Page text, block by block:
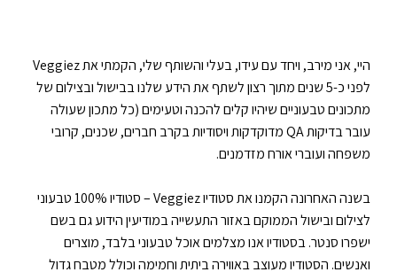
היי, אני מירב, ויחד עם עידו, בעלי והשותף שלי, הקמתי את Veggiez
לפני כ-5 שנים מתוך רצון לשתף את הידע שלנו בבישול ובצילום של
מתכונים טבעוניים שיהיו קלים להכנה וטעימים (כל מתכון שעולה
עובר בדיקות QA מדוקדקות ויסודיות בקרב חברים, שכנים, קרובי
משפחה ועוברי אורח מזדמנים.
בשנה האחרונה הקמנו את סטודיו Veggiez – סטודיו 100% טבעוני
לצילום ובישול הממוקם באזור התעשייה במודיעין הידוע גם בשם
ישפרו סנטר. בסטודיו אנו מצלמים אוכל טבעוני בלבד, מוצרים
ואנשים. הסטודיו מעוצב באווירה ביתית וחמימה וכולל מטבח גדול